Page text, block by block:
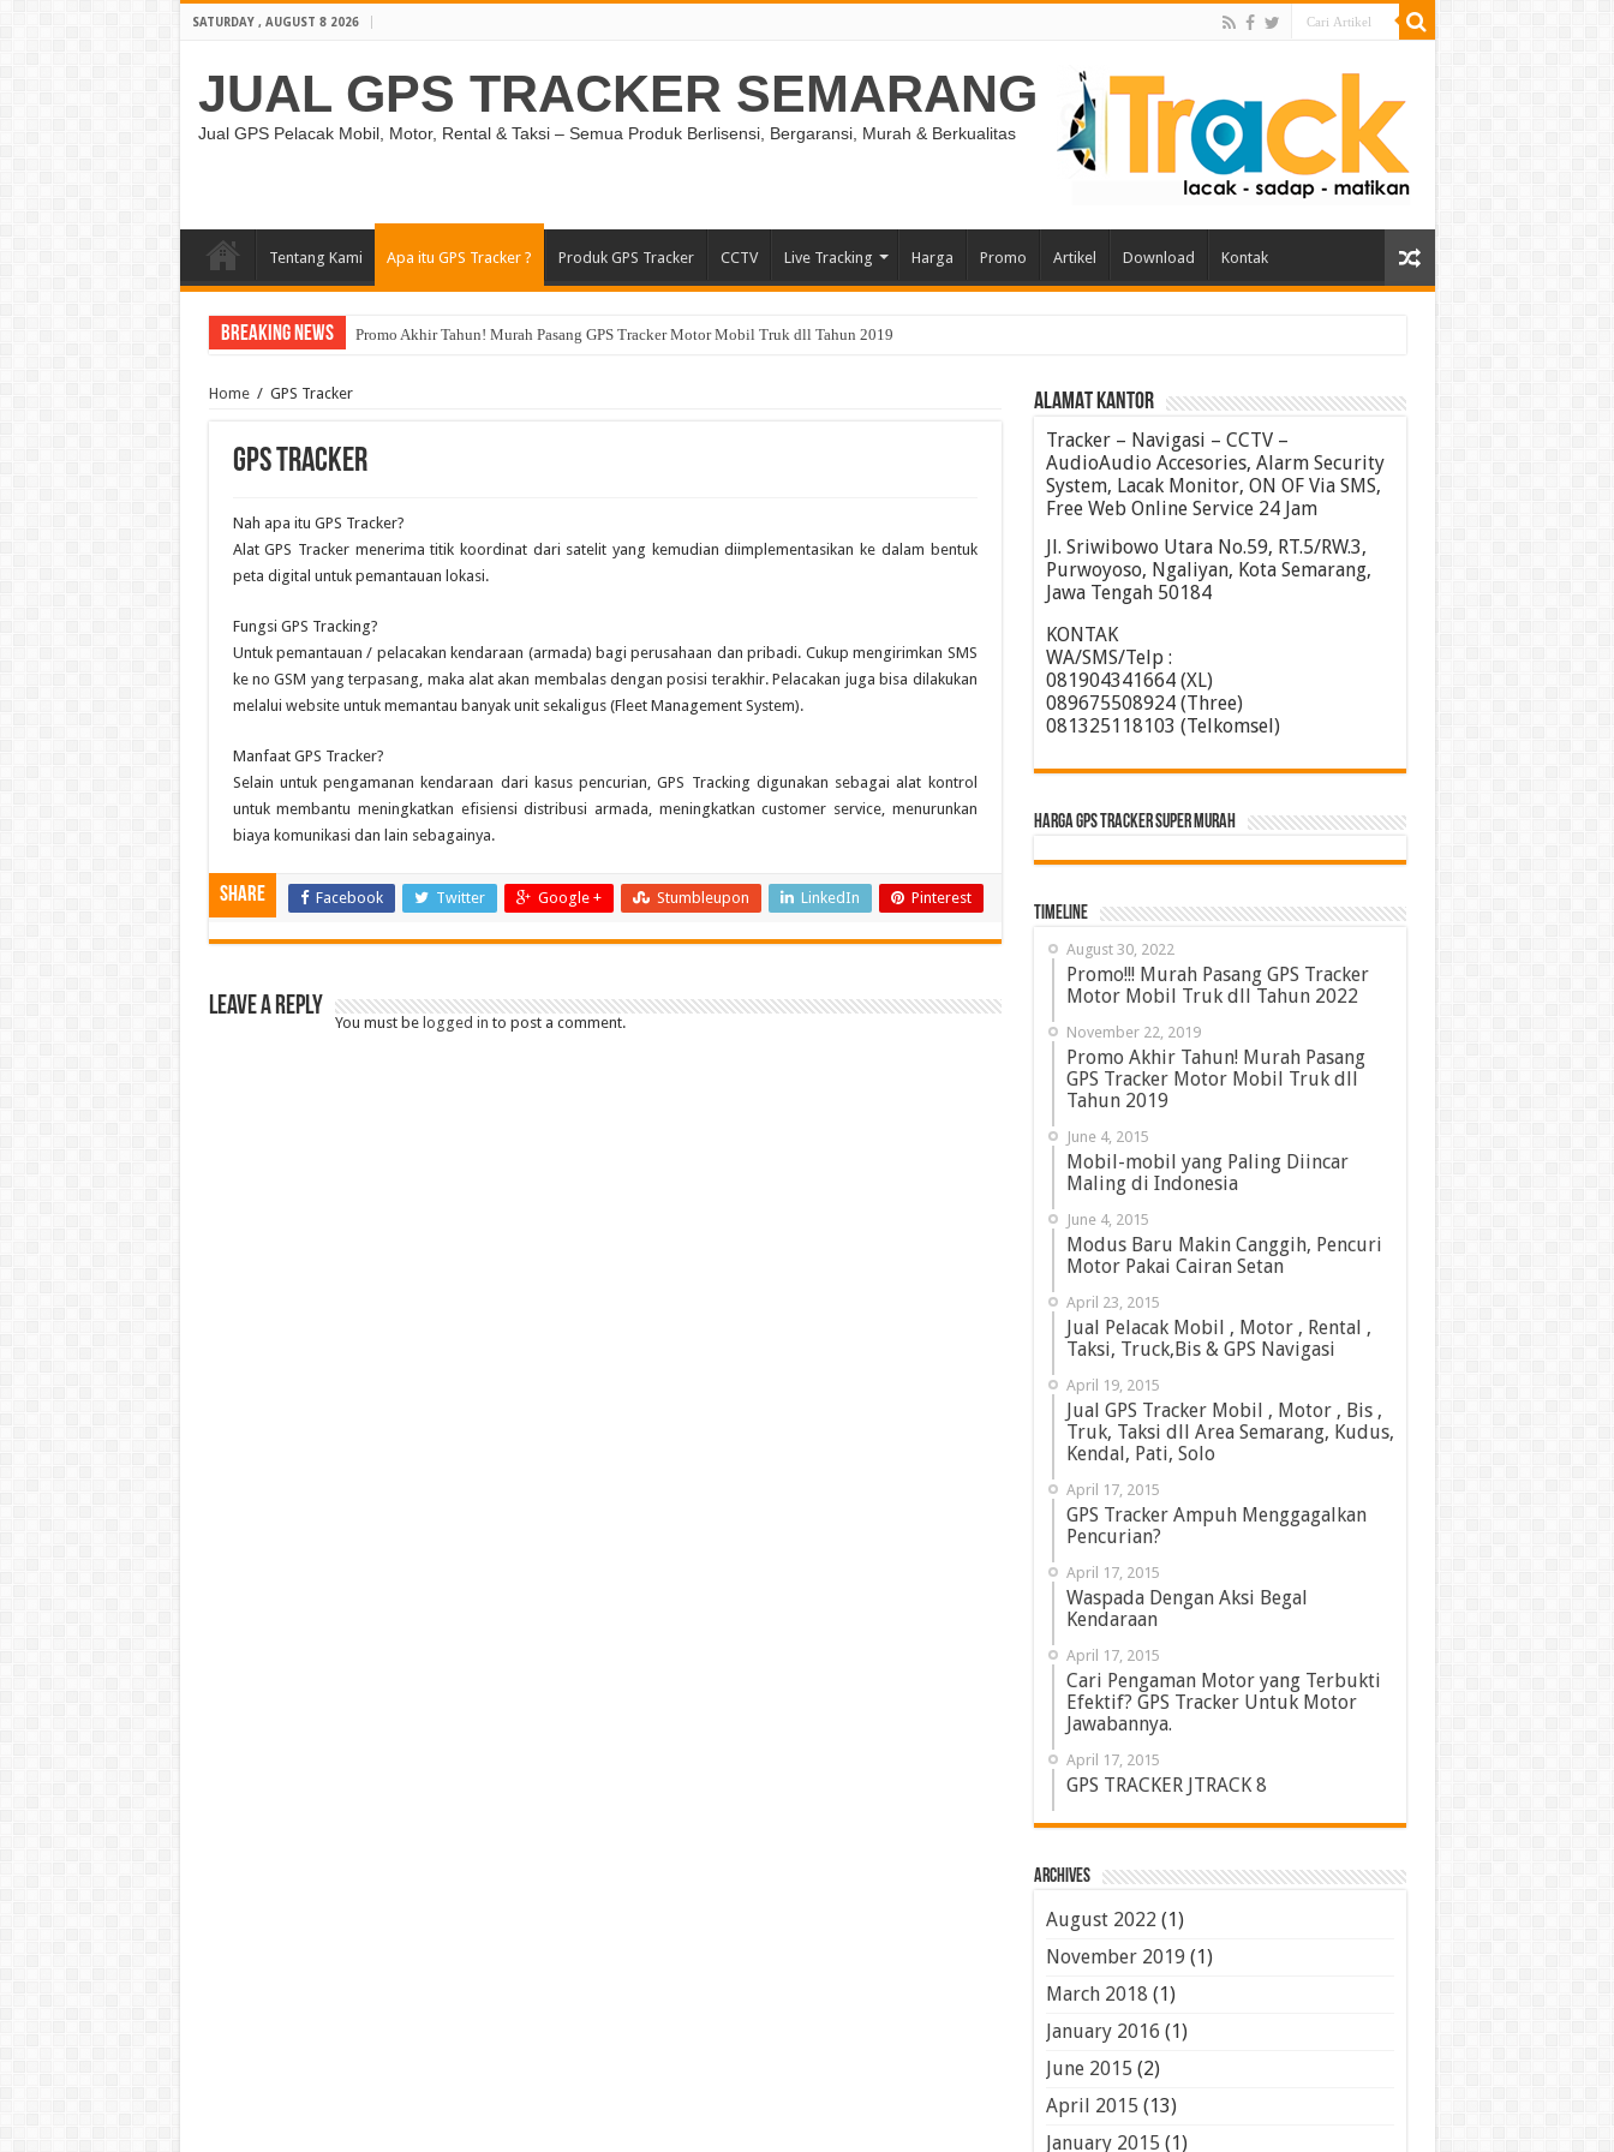
SATURDAY , AUGUST 8 2026
JUAL GPS TRACKER SEMARANG
Jual GPS Pelacak Mobil, Motor, Rental & Taksi – Semua Produk Berlisensi, Bergaransi, Murah & Berkualitas
Tentang Kami Apa itu GPS Tracker ? Produk GPS Tracker CCTV Live Tracking Harga Promo Artikel Download Kontak
Breaking News Promo Akhir Tahun! Murah Pasang GPS Tracker Motor Mobil Truk dll Tahun 2019
Home / GPS Tracker
GPS Tracker
Nah apa itu GPS Tracker?
Alat GPS Tracker menerima titik koordinat dari satelit yang kemudian diimplementasikan ke dalam bentuk
peta digital untuk pemantauan lokasi.
Fungsi GPS Tracking?
Untuk pemantauan / pelacakan kendaraan (armada) bagi perusahaan dan pribadi. Cukup mengirimkan SMS
ke no GSM yang terpasang, maka alat akan membalas dengan posisi terakhir. Pelacakan juga bisa dilakukan
melalui website untuk memantau banyak unit sekaligus (Fleet Management System).
Manfaat GPS Tracker?
Selain untuk pengamanan kendaraan dari kasus pencurian, GPS Tracking digunakan sebagai alat kontrol
untuk membantu meningkatkan efisiensi distribusi armada, meningkatkan customer service, menurunkan
biaya komunikasi dan lain sebagainya.
Share Facebook Twitter Google + Stumbleupon LinkedIn Pinterest
Leave a Reply
You must be logged in to post a comment.
ALAMAT KANTOR
Tracker – Navigasi – CCTV –
AudioAudio Accesories, Alarm Security
System, Lacak Monitor, ON OF Via SMS,
Free Web Online Service 24 Jam
Jl. Sriwibowo Utara No.59, RT.5/RW.3,
Purwoyoso, Ngaliyan, Kota Semarang,
Jawa Tengah 50184
KONTAK
WA/SMS/Telp :
081904341664 (XL)
089675508924 (Three)
081325118103 (Telkomsel)
HARGA GPS TRACKER SUPER MURAH
Timeline
August 30, 2022
Promo!!! Murah Pasang GPS Tracker
Motor Mobil Truk dll Tahun 2022
November 22, 2019
Promo Akhir Tahun! Murah Pasang
GPS Tracker Motor Mobil Truk dll
Tahun 2019
June 4, 2015
Mobil-mobil yang Paling Diincar
Maling di Indonesia
June 4, 2015
Modus Baru Makin Canggih, Pencuri
Motor Pakai Cairan Setan
April 23, 2015
Jual Pelacak Mobil , Motor , Rental ,
Taksi, Truck,Bis & GPS Navigasi
April 19, 2015
Jual GPS Tracker Mobil , Motor , Bis ,
Truk, Taksi dll Area Semarang, Kudus,
Kendal, Pati, Solo
April 17, 2015
GPS Tracker Ampuh Menggagalkan
Pencurian?
April 17, 2015
Waspada Dengan Aksi Begal
Kendaraan
April 17, 2015
Cari Pengaman Motor yang Terbukti
Efektif? GPS Tracker Untuk Motor
Jawabannya.
April 17, 2015
GPS TRACKER JTRACK 8
Archives
August 2022(1)
November 2019 (1)
March 2018 (1)
January 2016 (1)
June 2015 (2)
April 2015 (13)
January 2015 (1)